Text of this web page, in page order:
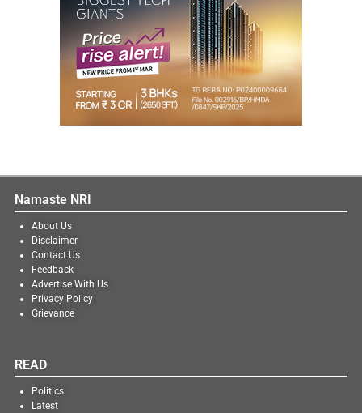
Namaste NRI
About Us
Disclaimer
Contact Us
Feedback
Advertise With Us
Privacy Policy
Grievance
READ
Politics
Latest